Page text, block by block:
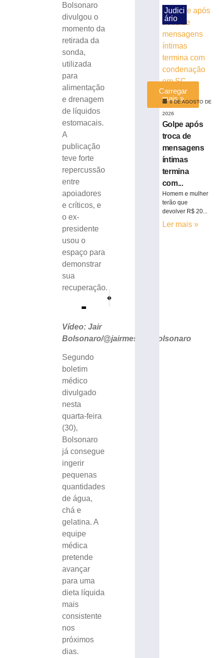
Bolsonaro
divulgou o
momento da
retirada da
sonda,
utilizada
para
alimentação
e drenagem
de líquidos
estomacais.
A
publicação
teve forte
repercussão
entre
apoiadores
e críticos, e
o ex-
presidente
usou o
espaço para
demonstrar
sua
recuperação.
Vídeo: Jair
Bolsonaro/@jairmessiasbolsonaro
Segundo
boletim
médico
divulgado
nesta
quarta-feira
(30),
Bolsonaro
já consegue
ingerir
pequenas
quantidades
de água,
chá e
gelatina. A
equipe
médica
pretende
avançar
para uma
dieta líquida
mais
consistente
nos
próximos
dias.
agosto
Carregar
mais »
Judici
ário
8 DE AGOSTO DE
2026
Golpe após
troca de
mensagens
íntimas
termina
com...
Homem e mulher
terão que
devolver R$ 20...
Ler mais »